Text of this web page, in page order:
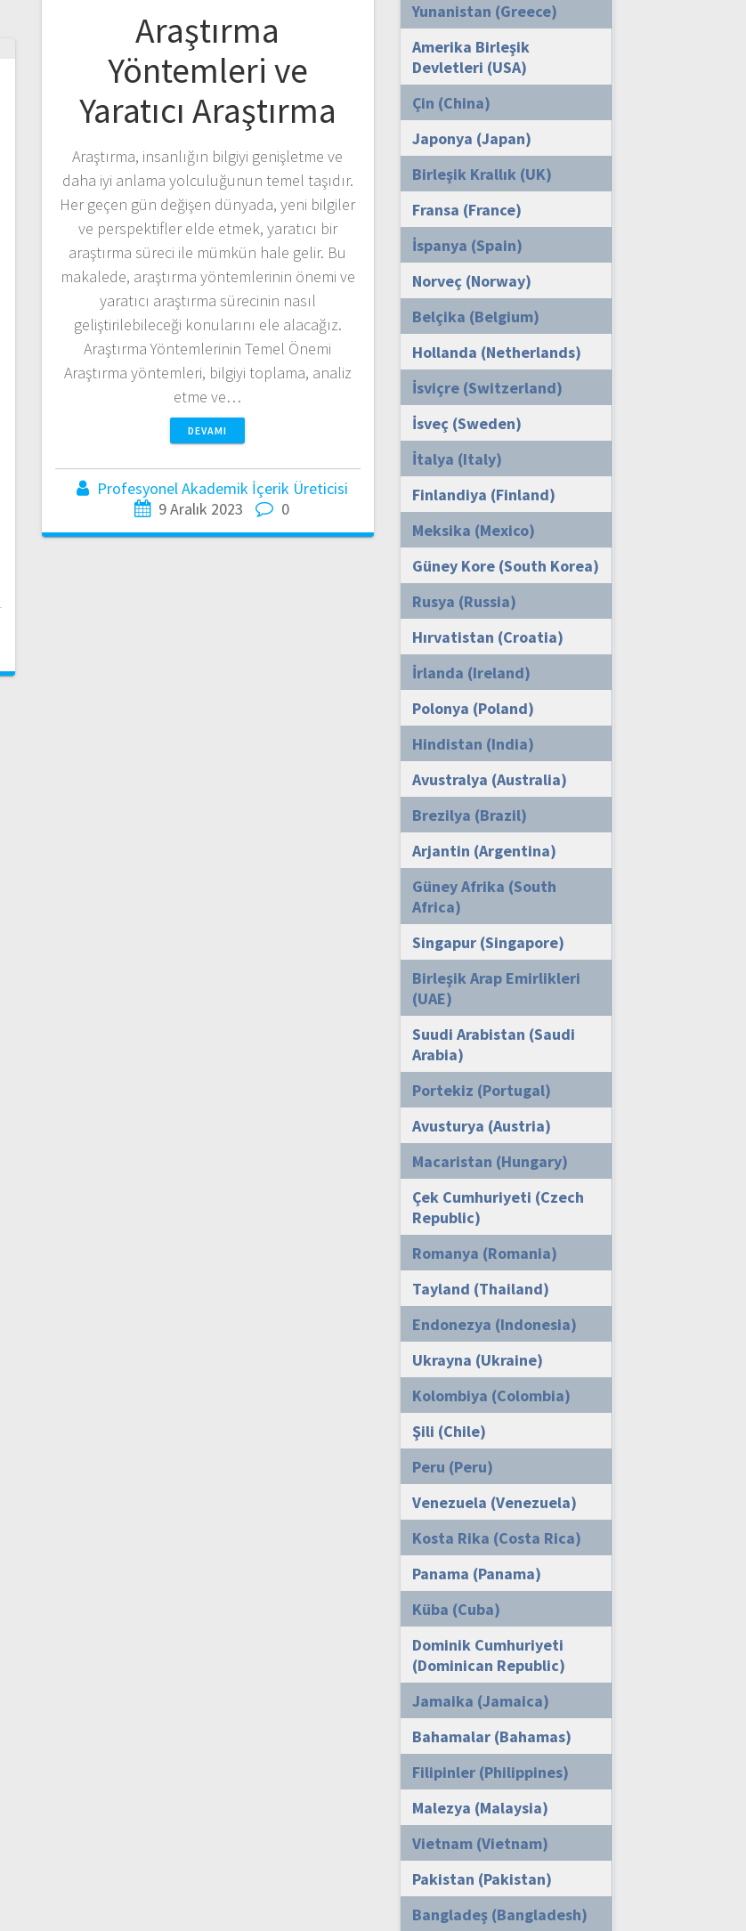
Araştırma
Yöntemleri ve
Yaratıcı Araştırma
Araştırma, insanlığın bilgiyi genişletme ve
daha iyi anlama yolculuğunun temel taşıdır.
Her geçen gün değişen dünyada, yeni bilgiler
ve perspektifler elde etmek, yaratıcı bir
araştırma süreci ile mümkün hale gelir. Bu
makalede, araştırma yöntemlerinin önemi ve
yaratıcı araştırma sürecinin nasıl
geliştirilebileceği konularını ele alacağız.
Araştırma Yöntemlerinin Temel Önemi
Araştırma yöntemleri, bilgiyi toplama, analiz
etme ve…
DEVAMI
Profesyonel Akademik İçerik Üreticisi
9 Aralık 2023
0
Yunanistan (Greece)
Amerika Birleşik
Devletleri (USA)
Çin (China)
Japonya (Japan)
Birleşik Krallık (UK)
Fransa (France)
İspanya (Spain)
Norveç (Norway)
Belçika (Belgium)
Hollanda (Netherlands)
İsviçre (Switzerland)
İsveç (Sweden)
İtalya (Italy)
Finlandiya (Finland)
Meksika (Mexico)
Güney Kore (South Korea)
Rusya (Russia)
Hırvatistan (Croatia)
İrlanda (Ireland)
Polonya (Poland)
Hindistan (India)
Avustralya (Australia)
Brezilya (Brazil)
Arjantin (Argentina)
Güney Afrika (South
Africa)
Singapur (Singapore)
Birleşik Arap Emirlikleri
(UAE)
Suudi Arabistan (Saudi
Arabia)
Portekiz (Portugal)
Avusturya (Austria)
Macaristan (Hungary)
Çek Cumhuriyeti (Czech
Republic)
Romanya (Romania)
Tayland (Thailand)
Endonezya (Indonesia)
Ukrayna (Ukraine)
Kolombiya (Colombia)
Şili (Chile)
Peru (Peru)
Venezuela (Venezuela)
Kosta Rika (Costa Rica)
Panama (Panama)
Küba (Cuba)
Dominik Cumhuriyeti
(Dominican Republic)
Jamaika (Jamaica)
Bahamalar (Bahamas)
Filipinler (Philippines)
Malezya (Malaysia)
Vietnam (Vietnam)
Pakistan (Pakistan)
Bangladeş (Bangladesh)